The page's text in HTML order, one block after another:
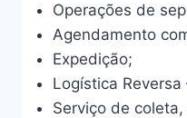
Operações de
Agendamento
Expedição;
Logística
Serviço de